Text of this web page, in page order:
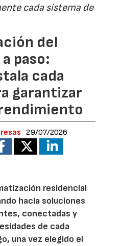
cada sistema de
del
paso:
cada
garantizar
29/07/2026
residencial
hacia soluciones
conectadas y
de cada
una vez elegido el